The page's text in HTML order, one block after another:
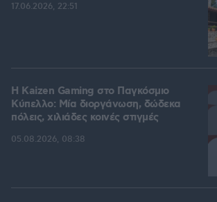
17.06.2026, 22:51
H Kaizen Gaming στο Παγκόσμιο
Kύπελλο: Μία διοργάνωση, δώδεκα
πόλεις, χιλιάδες κοινές στιγμές
05.08.2026, 08:38